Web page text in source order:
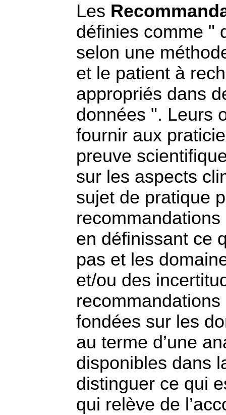
Les
définies comme "
selon une
et le patient à
appropriés dans
données ". Leurs
fournir aux
preuve
sur les aspects
sujet de pratique
en définissant ce
pas et les
et/ou des
fondées sur les
au terme d’une
disponibles dans
distinguer ce qui
qui relève de